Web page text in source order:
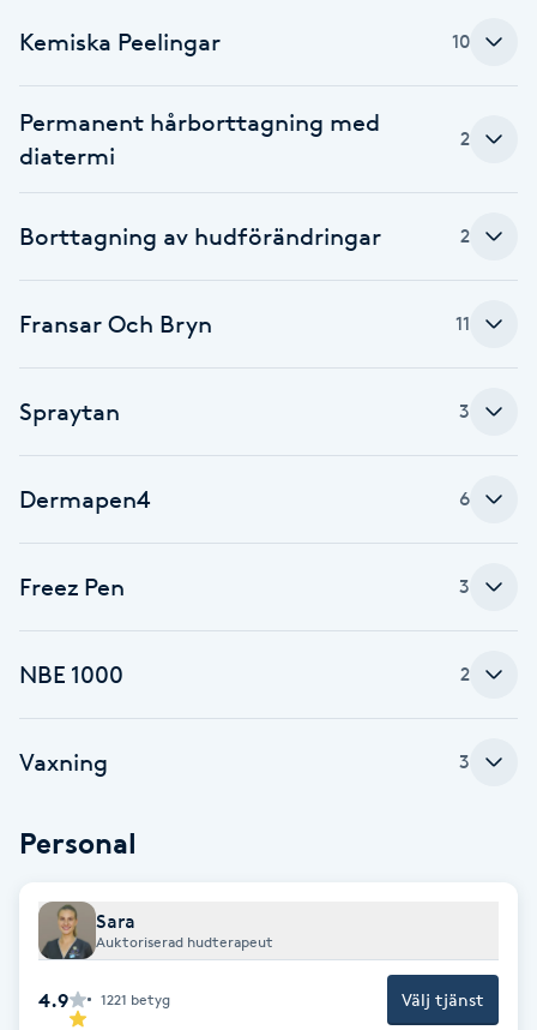
Fotvård
Fransar
Fransfärgning
Fransförlängning
Fransk manikyr
Fransrengöring
Friskvård
Friskvårdsmassage
Frisör
Funktionsanalys
Färgning
Kemiska Peelingar 10
Permanent hårborttagning med
diatermi
2
Borttagning av hudförändringar 2
Fransar Och Bryn 11
Spraytan 3
Dermapen4 6
Freez Pen 3
NBE 1000 2
Vaxning 3
Personal
Sara
Auktoriserad hudterapeut
4.9 1221 betyg Välj tjänst